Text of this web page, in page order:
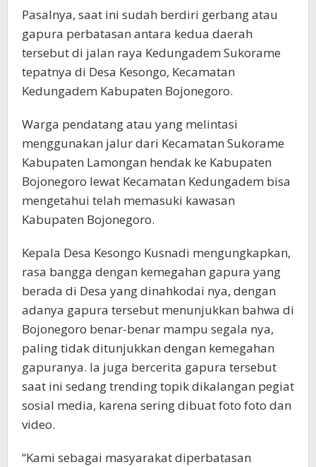
Pasalnya, saat ini sudah berdiri gerbang atau
gapura perbatasan antara kedua daerah
tersebut di jalan raya Kedungadem Sukorame
tepatnya di Desa Kesongo, Kecamatan
Kedungadem Kabupaten Bojonegoro.
Warga pendatang atau yang melintasi
menggunakan jalur dari Kecamatan Sukorame
Kabupaten Lamongan hendak ke Kabupaten
Bojonegoro lewat Kecamatan Kedungadem bisa
mengetahui telah memasuki kawasan
Kabupaten Bojonegoro.
Kepala Desa Kesongo Kusnadi mengungkapkan,
rasa bangga dengan kemegahan gapura yang
berada di Desa yang dinahkodai nya, dengan
adanya gapura tersebut menunjukkan bahwa di
Bojonegoro benar-benar mampu segala nya,
paling tidak ditunjukkan dengan kemegahan
gapuranya. Ia juga bercerita gapura tersebut
saat ini sedang trending topik dikalangan pegiat
sosial media, karena sering dibuat foto foto dan
video.
“Kami sebagai masyarakat diperbatasan